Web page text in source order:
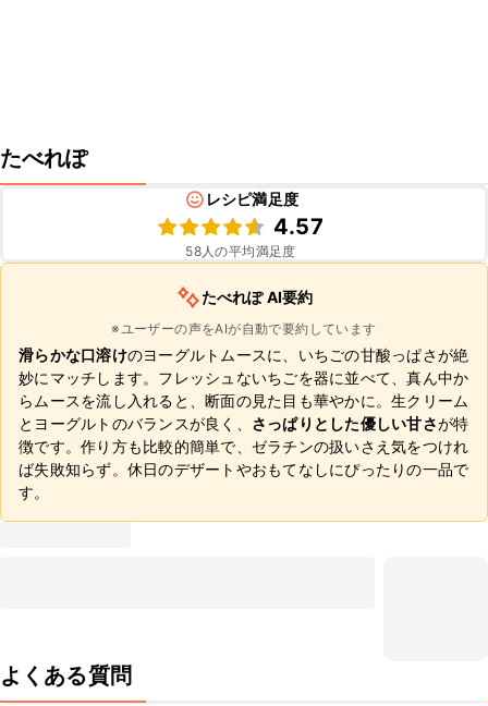
たべれぽ
レシピ満足度
4.57
58人の平均満足度
たべれぽ AI要約
※ユーザーの声をAIが自動で要約しています
滑らかな口溶けのヨーグルトムースに、いちごの甘酸っぱさが絶
妙にマッチします。フレッシュないちごを器に並べて、真ん中か
らムースを流し入れると、断面の見た目も華やかに。生クリーム
とヨーグルトのバランスが良く、 さっぱりとした優しい甘さが特
徴です。作り方も比較的簡単で、ゼラチンの扱いさえ気をつけれ
ば失敗知らず。休日のデザートやおもてなしにぴったりの一品で
す。
よくある質問